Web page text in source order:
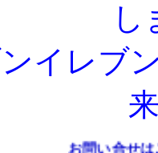
し
イレブ
お問い合せはこち